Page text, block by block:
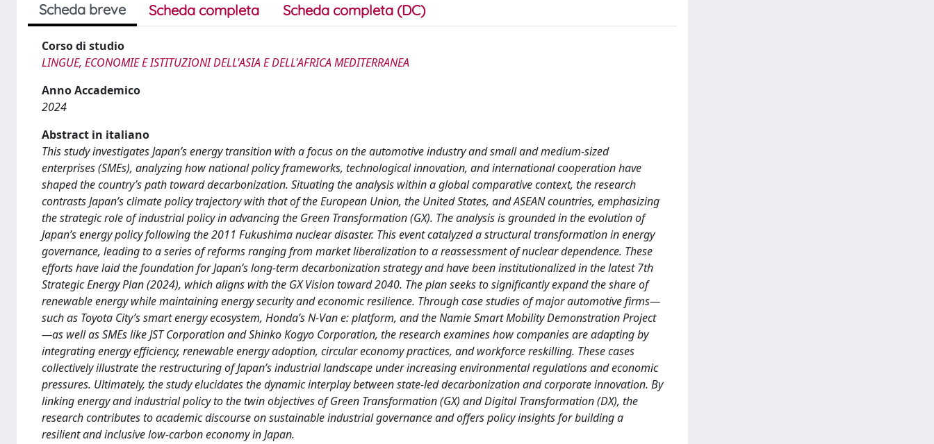
Scheda breve Scheda completa Scheda completa (DC)
Corso di studio
LINGUE, ECONOMIE E ISTITUZIONI DELL'ASIA E DELL'AFRICA MEDITERRANEA
Anno Accademico
2024
Abstract in italiano
This study investigates Japan’s energy transition with a focus on the automotive industry and small and medium-sized
enterprises (SMEs), analyzing how national policy frameworks, technological innovation, and international cooperation have
shaped the country’s path toward decarbonization. Situating the analysis within a global comparative context, the research
contrasts Japan’s climate policy trajectory with that of the European Union, the United States, and ASEAN countries, emphasizing
the strategic role of industrial policy in advancing the Green Transformation (GX). The analysis is grounded in the evolution of
Japan’s energy policy following the 2011 Fukushima nuclear disaster. This event catalyzed a structural transformation in energy
governance, leading to a series of reforms ranging from market liberalization to a reassessment of nuclear dependence. These
efforts have laid the foundation for Japan’s long-term decarbonization strategy and have been institutionalized in the latest 7th
Strategic Energy Plan (2024), which aligns with the GX Vision toward 2040. The plan seeks to significantly expand the share of
renewable energy while maintaining energy security and economic resilience. Through case studies of major automotive firms—
such as Toyota City’s smart energy ecosystem, Honda’s N-Van e: platform, and the Namie Smart Mobility Demonstration Project
—as well as SMEs like JST Corporation and Shinko Kogyo Corporation, the research examines how companies are adapting by
integrating energy efficiency, renewable energy adoption, circular economy practices, and workforce reskilling. These cases
collectively illustrate the restructuring of Japan’s industrial landscape under increasing environmental regulations and economic
pressures. Ultimately, the study elucidates the dynamic interplay between state-led decarbonization and corporate innovation. By
linking energy and industrial policy to the twin objectives of Green Transformation (GX) and Digital Transformation (DX), the
research contributes to academic discourse on sustainable industrial governance and offers policy insights for building a
resilient and inclusive low-carbon economy in Japan.